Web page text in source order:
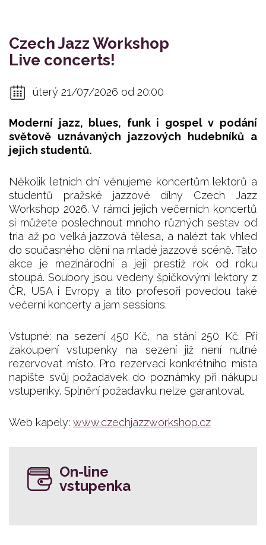
Czech Jazz Workshop
Live concerts!
úterý 21/07/2026 od 20:00
Moderní jazz, blues, funk i gospel v podání
světově uznávaných jazzových hudebníků a
jejich studentů.
Několik letních dní věnujeme koncertům lektorů a
studentů pražské jazzové dílny Czech Jazz
Workshop 2026. V rámci jejich večerních koncertů
si můžete poslechnout mnoho různých sestav od
tria až po velká jazzová tělesa, a nalézt tak vhled
do současného dění na mladé jazzové scéně. Tato
akce je mezinárodní a její prestiž rok od roku
stoupá. Soubory jsou vedeny špičkovými lektory z
ČR, USA i Evropy a tito profesoři povedou také
večerní koncerty a jam sessions.
Vstupné: na sezení 450 Kč, na stání 250 Kč. Při
zakoupení vstupenky na sezení již není nutné
rezervovat místo. Pro rezervaci konkrétního místa
napište svůj požadavek do poznámky při nákupu
vstupenky. Splnění požadavku nelze garantovat.
Web kapely: www.czechjazzworkshop.cz
On-line
vstupenka